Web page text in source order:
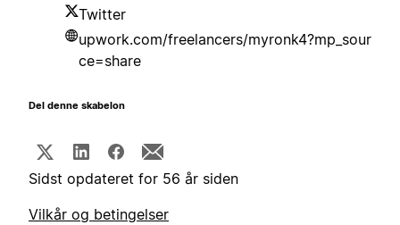
Twitter
upwork.com/freelancers/myronk4?mp_sour
ce=share
Del denne skabelon
Sidst opdateret for 56 år siden
Vilkår og betingelser